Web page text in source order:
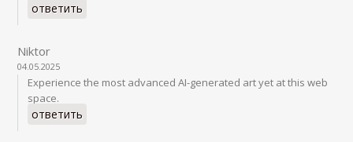
ответить
Niktor
04.05.2025
Experience the most advanced AI-generated art yet at this web
space.
ответить